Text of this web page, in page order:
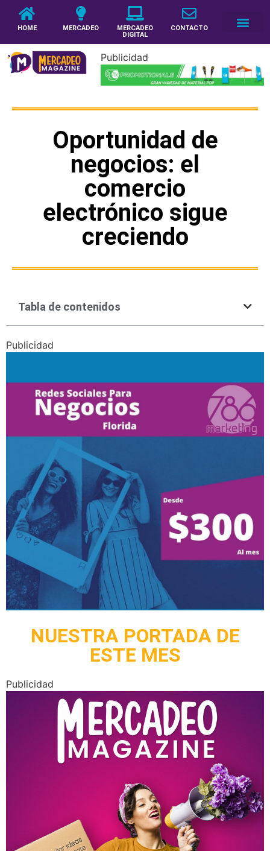
HOME MERCADEO
MERCADEO
DIGITAL
CONTACTO
Publicidad
Oportunidad de
negocios: el
comercio
electrónico sigue
creciendo
Tabla de contenidos
Publicidad
NUESTRA PORTADA DE
ESTE MES
Publicidad